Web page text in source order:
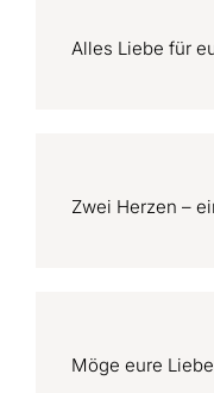
Alles Liebe für
Zwei Herzen –
Möge eure